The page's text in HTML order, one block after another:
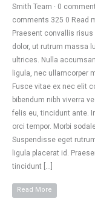
Smith Team · 0
comments 325 0 Read
Praesent convallis
dolor, ut rutrum massa
ultrices. Nulla
ligula, nec ullamcorper
Fusce vitae ex nec elit
bibendum nibh viverra
felis eu, tincidunt ante.
orci tempor. Morbi
Suspendisse eget
ligula placerat id.
tincidunt […]
Read More